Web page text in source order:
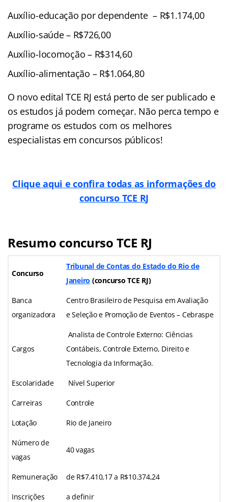
Auxílio-educação por dependente – R$1.174,00
Auxílio-saúde – R$726,00
Auxílio-locomoção – R$314,60
Auxílio-alimentação – R$1.064,80
O novo edital TCE RJ está perto de ser publicado e
os estudos já podem começar. Não perca tempo e
programe os estudos com os melhores
especialistas em concursos públicos!
Clique aqui e confira todas as informações do
concurso TCE RJ
Resumo concurso TCE RJ
Concurso
Tribunal de Contas do Estado do Rio de
Janeiro (concurso TCE RJ)
Banca
organizadora
Centro Brasileiro de Pesquisa em Avaliação
e Seleção e Promoção de Eventos – Cebraspe
Cargos
Analista de Controle Externo: Ciências
Contábeis, Controle Externo, Direito e
Tecnologia da Informação.
Escolaridade Nível Superior
Carreiras Controle
Lotação Rio de Janeiro
Número de
vagas
40 vagas
Remuneração de R$7.410,17 a R$10.374,24
Inscrições a definir